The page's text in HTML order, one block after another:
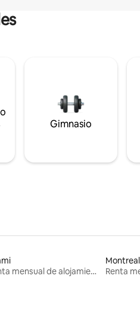
Gimnasio
Renta mensual de alojamientos
Montreal